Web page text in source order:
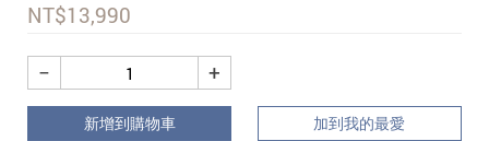
NT$13,990
+
−
新增到購物車 加到我的最愛